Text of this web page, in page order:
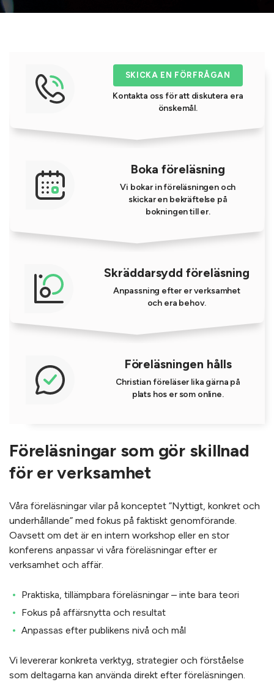
SKICKA EN FÖRFRÅGAN
Kontakta oss för att diskutera era
önskemål.
Boka föreläsning
Vi bokar in föreläsningen och
skickar en bekräftelse på
bokningen till er.
Skräddarsydd föreläsning
Anpassning efter er verksamhet
och era behov.
Föreläsningen hålls
Christian föreläser lika gärna på
plats hos er som online.
Föreläsningar som gör skillnad
för er verksamhet
Våra föreläsningar vilar på konceptet ”Nyttigt, konkret och
underhållande” med fokus på faktiskt genomförande.
Oavsett om det är en intern workshop eller en stor
konferens anpassar vi våra föreläsningar efter er
verksamhet och affär.
Praktiska, tillämpbara föreläsningar – inte bara teori
Fokus på affärsnytta och resultat
Anpassas efter publikens nivå och mål
Vi levererar konkreta verktyg, strategier och förståelse
som deltagarna kan använda direkt efter föreläsningen.